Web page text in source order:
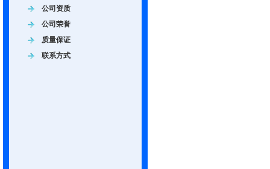
公司资质
公司荣誉
质量保证
联系方式